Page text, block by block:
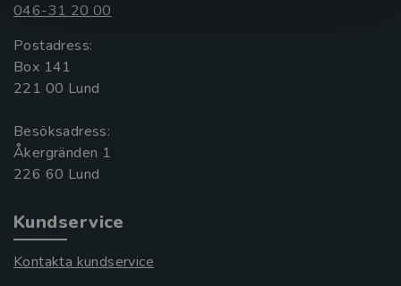
046-31 20 00
Postadress:
Box 141
221 00 Lund
Besöksadress:
Åkergränden 1
Kundservice
Kontakta kundservice